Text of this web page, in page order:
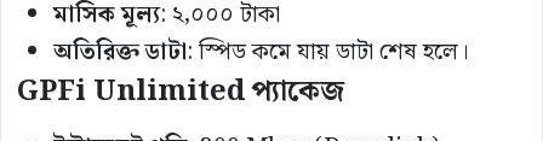
মাসিকমূল্য: ২,০০০ টাকা
অতিরিক্তডাটা: স্পিড কমে যায় ডাটা শেষ হলে।
GPFi Unlimitedপ্যাকেজ